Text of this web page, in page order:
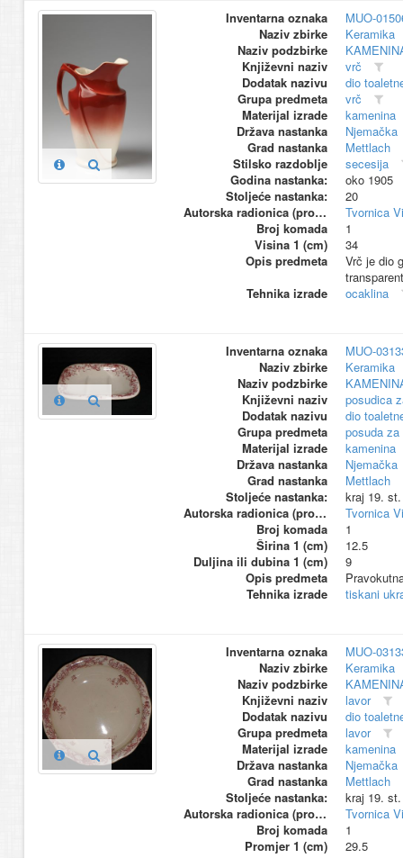
Inventarna oznaka
MUO-
Naziv zbirke
Keramika
Naziv podzbirke
Književni naziv
vrč
Dodatak nazivu
dio
Grupa predmeta
vrč
Materijal izrade
kamenina
Država nastanka
Njemačka
Grad nastanka
Mettlach
Stilsko razdoblje
secesija
Godina nastanka:
oko 1905
Stoljeće nastanka:
20
Autorska radionica (proizvođač)
Tvornica
Broj komada
1
Visina 1 (cm)
34
Opis predmeta
Vrč je dio
Tehnika izrade
ocaklina
Inventarna oznaka
MUO-
Naziv zbirke
Keramika
Naziv podzbirke
Književni naziv
posudica
Dodatak nazivu
dio
Grupa predmeta
posuda za
Materijal izrade
kamenina
Država nastanka
Njemačka
Grad nastanka
Mettlach
Stoljeće nastanka:
kraj 19.
Autorska radionica (proizvođač)
Tvornica
Broj komada
1
Širina 1 (cm)
12.5
Duljina ili dubina 1 (cm)
9
Opis predmeta
Tehnika izrade
tiskani
Inventarna oznaka
MUO-
Naziv zbirke
Keramika
Naziv podzbirke
Književni naziv
lavor
Dodatak nazivu
dio
Grupa predmeta
lavor
Materijal izrade
kamenina
Država nastanka
Njemačka
Grad nastanka
Mettlach
Stoljeće nastanka:
kraj 19.
Autorska radionica (proizvođač)
Tvornica
Broj komada
1
Promjer 1 (cm)
29.5